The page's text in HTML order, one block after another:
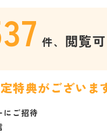
件、 閲覧可
特典がございま
ご招待